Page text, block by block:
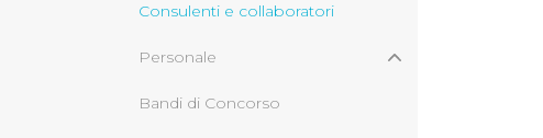
Consulenti e collaboratori
Personale
Bandi di Concorso